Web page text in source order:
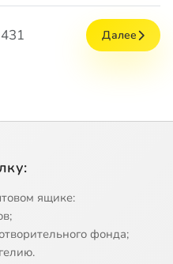
Далее
ящике:
фонда;